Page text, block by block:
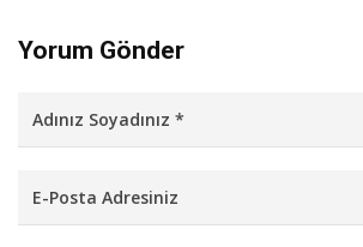
Yorum Gönder